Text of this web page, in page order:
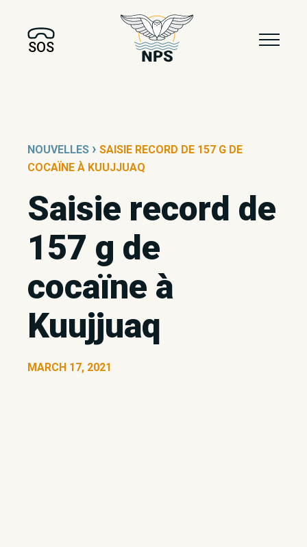
SOS
NOUVELLES › SAISIE RECORD DE 157 G DE
COCAÏNE À KUUJJUAQ
Saisie record de
157 g de
cocaïne à
Kuujjuaq
MARCH 17, 2021